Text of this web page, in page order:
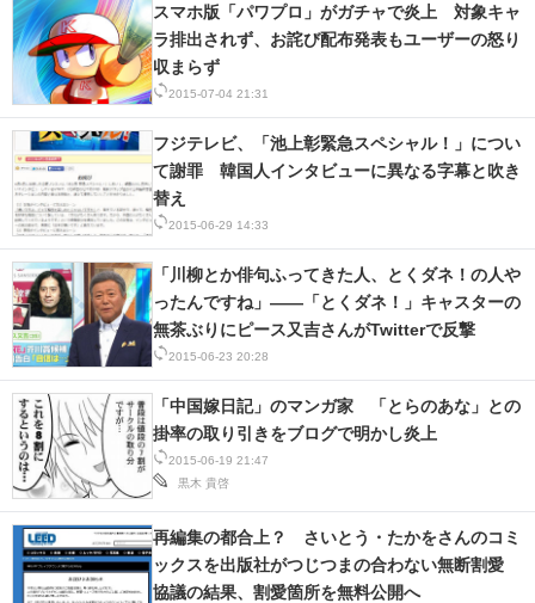
2015-07-04 21:31
スマホ版「パワプロ」がガチャで炎上 対象キャ
ラ排出されず、お詫び配布発表もユーザーの怒り
収まらず
2015-06-29 14:33
フジテレビ、「池上彰緊急スペシャル！」につい
て謝罪 韓国人インタビューに異なる字幕と吹き
替え
2015-06-23 20:28
「川柳とか俳句ふってきた人、とくダネ！の人や
ったんですね」――「とくダネ！」キャスターの
無茶ぶりにピース又吉さんがTwitterで反撃
2015-06-19 21:47
黒木 貴啓
「中国嫁日記」のマンガ家 「とらのあな」との
掛率の取り引きをブログで明かし炎上
再編集の都合上？ さいとう・たかをさんのコミ
ックスを出版社がつじつまの合わない無断割愛
協議の結果、割愛箇所を無料公開へ